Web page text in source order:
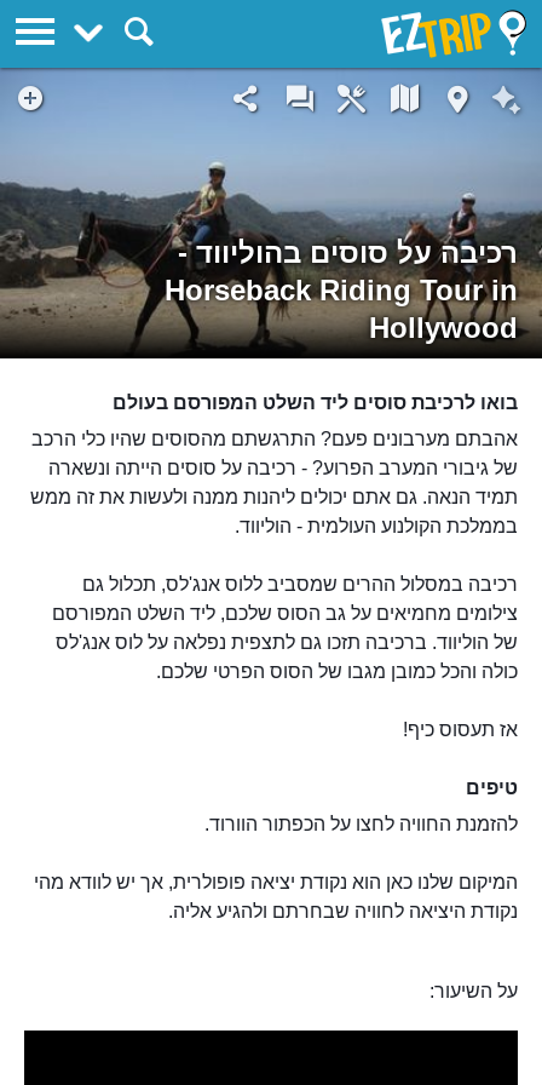
רכיבה על סוסים בהוליווד -
Horseback Riding Tour in
Hollywood
בואו לרכיבת סוסים ליד השלט המפורסם בעולם
אהבתם מערבונים פעם? התרגשתם מהסוסים שהיו כלי הרכב
של גיבורי המערב הפרוע? - רכיבה על סוסים הייתה ונשארה
תמיד הנאה. גם אתם יכולים ליהנות ממנה ולעשות את זה ממש
בממלכת הקולנוע העולמית - הוליווד.
רכיבה במסלול ההרים שמסביב ללוס אנג'לס, תכלול גם
צילומים מחמיאים על גב הסוס שלכם, ליד השלט המפורסם
של הוליווד. ברכיבה תזכו גם לתצפית נפלאה על לוס אנג'לס
כולה והכל כמובן מגבו של הסוס הפרטי שלכם.
אז תעסוס כיף!
טיפים
להזמנת החוויה לחצו על הכפתור הוורוד.
המיקום שלנו כאן הוא נקודת יציאה פופולרית, אך יש לוודא מהי
נקודת היציאה לחוויה שבחרתם ולהגיע אליה.
על השיעור:
EZTrip